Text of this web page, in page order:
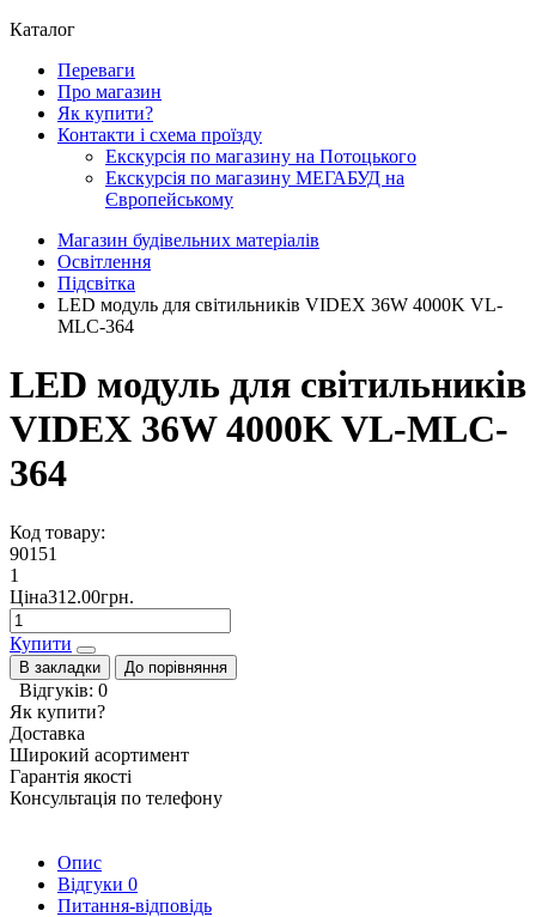
Каталог
Переваги
Про магазин
Як купити?
Контакти і схема проїзду
Екскурсія по магазину на Потоцького
Екскурсія по магазину МЕГАБУД на
Європейському
Магазин будівельних матеріалів
Освітлення
Підсвітка
LED модуль для світильників VIDEX 36W 4000K VL-
MLC-364
LED модуль для світильників
VIDEX 36W 4000K VL-MLC-
364
Код товару:
90151
1
Ціна312.00грн.
Купити
В закладки До порівняння
Відгуків: 0
Як купити?
Доставка
Широкий асортимент
Гарантія якості
Консультація по телефону
Опис
Відгуки 0
Питання-відповідь